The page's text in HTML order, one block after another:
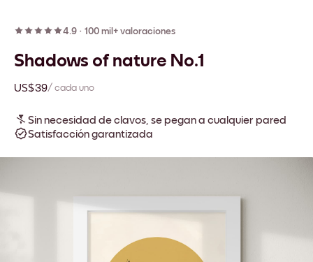
4.9 · 100 mil+ valoraciones
Shadows of nature No.1
US$39/ cada uno
Sin necesidad de clavos, se pegan a cualquier pared
Satisfacción garantizada